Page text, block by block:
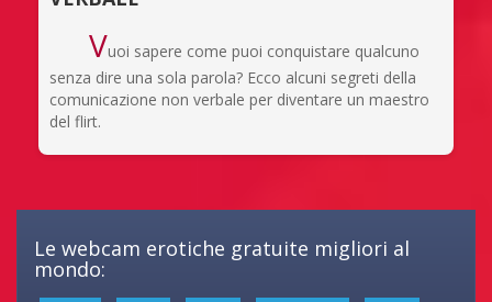
Vuoi sapere come puoi conquistare qualcuno
senza dire una sola parola? Ecco alcuni segreti della
comunicazione non verbale per diventare un maestro
del flirt.
Le webcam erotiche gratuite migliori al
mondo: